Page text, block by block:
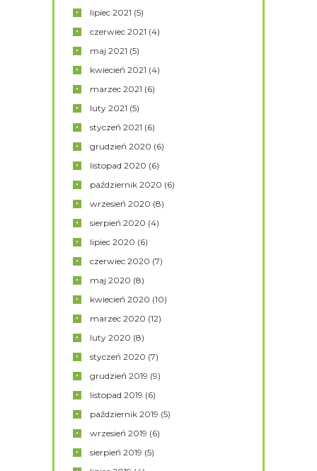
lipiec2021 (5)
czerwiec2021 (4)
maj2021 (5)
kwiecień2021 (4)
marzec2021 (6)
luty2021 (5)
styczeń2021 (6)
grudzień2020 (6)
listopad2020 (6)
październik2020 (6)
wrzesień2020 (8)
sierpień2020 (4)
lipiec2020 (6)
czerwiec2020 (7)
maj2020 (8)
kwiecień2020 (10)
marzec2020 (12)
luty2020 (8)
styczeń2020 (7)
grudzień2019 (9)
listopad2019 (6)
październik2019 (5)
wrzesień2019 (6)
sierpień2019 (5)